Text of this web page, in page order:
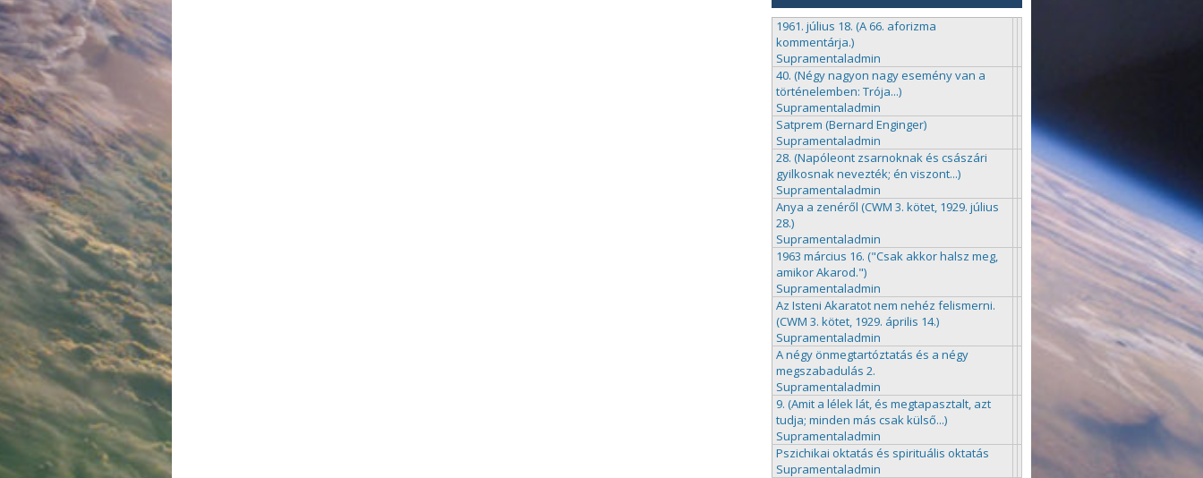
1961. július 18. (A 66. aforizma
kommentárja.)
Supramentaladmin
40. (Négy nagyon nagy esemény van a
történelemben: Trója...)
Supramentaladmin
Satprem (Bernard Enginger)
Supramentaladmin
28. (Napóleont zsarnoknak és császári
gyilkosnak nevezték; én viszont...)
Supramentaladmin
Anya a zenéről (CWM 3. kötet, 1929. július
28.)
Supramentaladmin
1963 március 16. ("Csak akkor halsz meg,
amikor Akarod.")
Supramentaladmin
Az Isteni Akaratot nem nehéz felismerni.
(CWM 3. kötet, 1929. április 14.)
Supramentaladmin
A négy önmegtartóztatás és a négy
megszabadulás 2.
Supramentaladmin
9. (Amit a lélek lát, és megtapasztalt, azt
tudja; minden más csak külső...)
Supramentaladmin
Pszichikai oktatás és spirituális oktatás
Supramentaladmin